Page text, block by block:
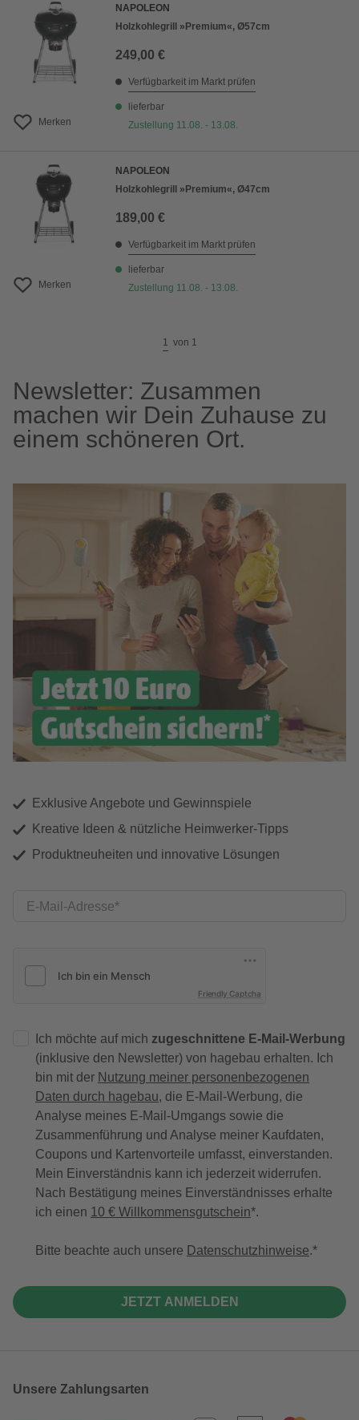
Merken
NAPOLEON
Holzkohlegrill »Premium«, Ø57cm
249,00 €
Verfügbarkeit im Markt prüfen
lieferbar
Zustellung 11.08. - 13.08.
Merken
NAPOLEON
Holzkohlegrill »Premium«, Ø47cm
189,00 €
Verfügbarkeit im Markt prüfen
lieferbar
Zustellung 11.08. - 13.08.
1 von 1
Newsletter: Zusammen
machen wir Dein Zuhause zu
einem schöneren Ort.
Exklusive Angebote und Gewinnspiele
Kreative Ideen & nützliche Heimwerker-Tipps
Produktneuheiten und innovative Lösungen
E-Mail-Adresse
Friendly Captcha
Ich möchte auf mich zugeschnittene E-Mail-Werbung
(inklusive den Newsletter) von hagebau erhalten. Ich
bin mit der Nutzung meiner personenbezogenen
Daten durch hagebau, die E-Mail-Werbung, die
Analyse meines E-Mail-Umgangs sowie die
Zusammenführung und Analyse meiner Kaufdaten,
Coupons und Kartenvorteile umfasst, einverstanden.
Mein Einverständnis kann ich jederzeit widerrufen.
Nach Bestätigung meines Einverständnisses erhalte
ich einen 10 € Willkommensgutschein*.
Bitte beachte auch unsere Datenschutzhinweise.
JETZT ANMELDEN
Unsere Zahlungsarten